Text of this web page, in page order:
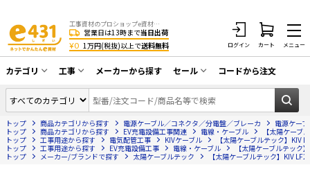
工事資材のプロショップe資材 CATV・アンテナ・防犯・光・LAN・電気・空調工事など
営業日は13時まで当日出荷
¥0 1万円(税抜)以上で送料無料 ログイン カート メニュー
カテゴリ
同軸ケーブル／テレビ用接栓／関連工具
アンテナ・取付金具・ブースター／CATV
部材類
配線補助具（モール・結束バンド・テー
プ類 他）
工事
CATV・アンテナ工事
光工事・FTTH工事
エアコン・換気扇工事
メーカーから探す セール
在庫一掃セール
コードから注文
トップ 商品カテゴリから探す 電源ケーブル／コネクタ／分電盤／ブレーカ
電源ケー
トップ
商品カテゴリから探す EV充電設備工事関連 電線・ケーブル
【太陽ケー
トップ
工事用途から探す 電気配管工事 KIVケーブル
【太陽ケーブルテック】
トップ
工事用途から探す EV充電設備工事 電線・ケーブル
【太陽ケーブルテッ
トップ
メーカー/ブランドで探す 太陽ケーブルテック 【太陽ケーブルテック】KIV